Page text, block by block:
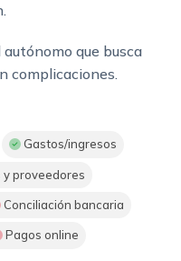
que busca
complicaciones.
Gastos/ingresos
proveedores
Conciliación bancaria
Pagos online